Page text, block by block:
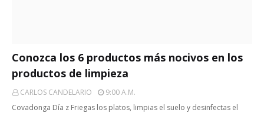
Conozca los 6 productos más nocivos en los
productos de limpieza
CARLOS CANDELARIO
9:00 A.m.
Covadonga Día z Friegas los platos, limpias el suelo y desinfectas el